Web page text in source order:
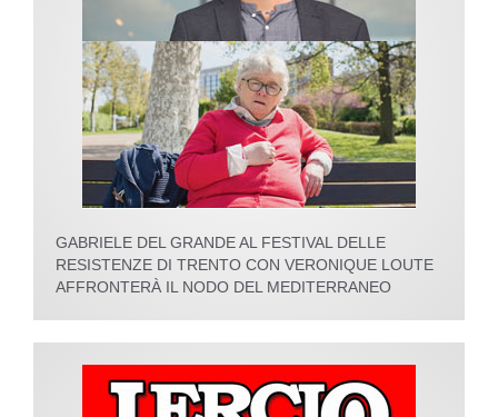
GABRIELE DEL GRANDE AL FESTIVAL DELLE
RESISTENZE DI TRENTO CON VERONIQUE LOUTE
AFFRONTERÀ IL NODO DEL MEDITERRANEO